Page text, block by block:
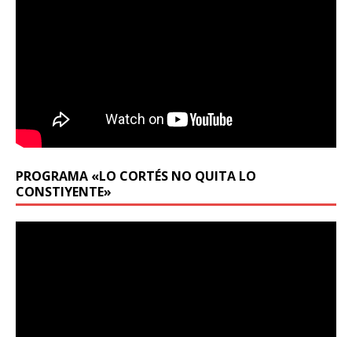
PROGRAMA «LO CORTÉS NO QUITA LO
CONSTIYENTE»